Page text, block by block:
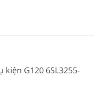
kiện G120 6SL3255-